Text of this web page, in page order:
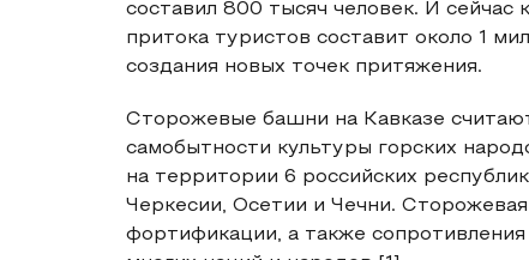
составил 800 тысяч человек. И сейчас
притока туристов составит около 1
создания новых точек притяжения.
Сторожевые башни на Кавказе
самобытности культуры горских
на территории 6 российских
Черкесии, Осетии и Чечни.
фортификации, а также